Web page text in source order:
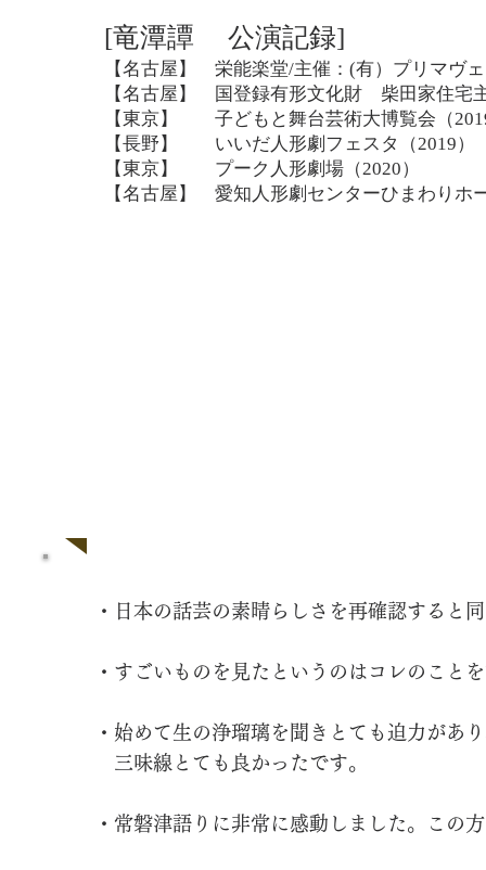
[竜潭譚 公演記録]
【名古屋】 栄能楽堂/主催：(有）プリマヴ
【名古屋】 国登録有形文化財 柴田家住宅
【東京】 子どもと舞台芸術大博覧会
【長野】 いいだ人形劇フェスタ（2019）
【東京】 プーク人形劇場（2020）
【名古屋】 愛知人形劇センターひまわりホ
・日本の話芸の素晴らしさを再確認すると
・すごいものを見たというのはコレのこと
・始めて生の浄瑠璃を聞きとても迫力があ
三味線とても良かったです。
・常磐津語りに非常に感動しました。この